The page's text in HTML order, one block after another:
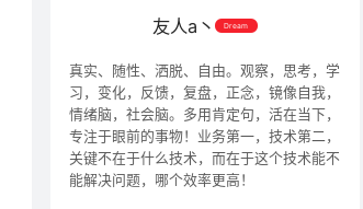
友人a丶 Dream
真实、随性、洒脱、自由。观察，思考，学
习，变化，反馈，复盘，正念，镜像自我，
情绪脑，社会脑。多用肯定句，活在当下，
专注于眼前的事物！业务第一，技术第二，
关键不在于什么技术，而在于这个技术能不
能解决问题，哪个效率更高！